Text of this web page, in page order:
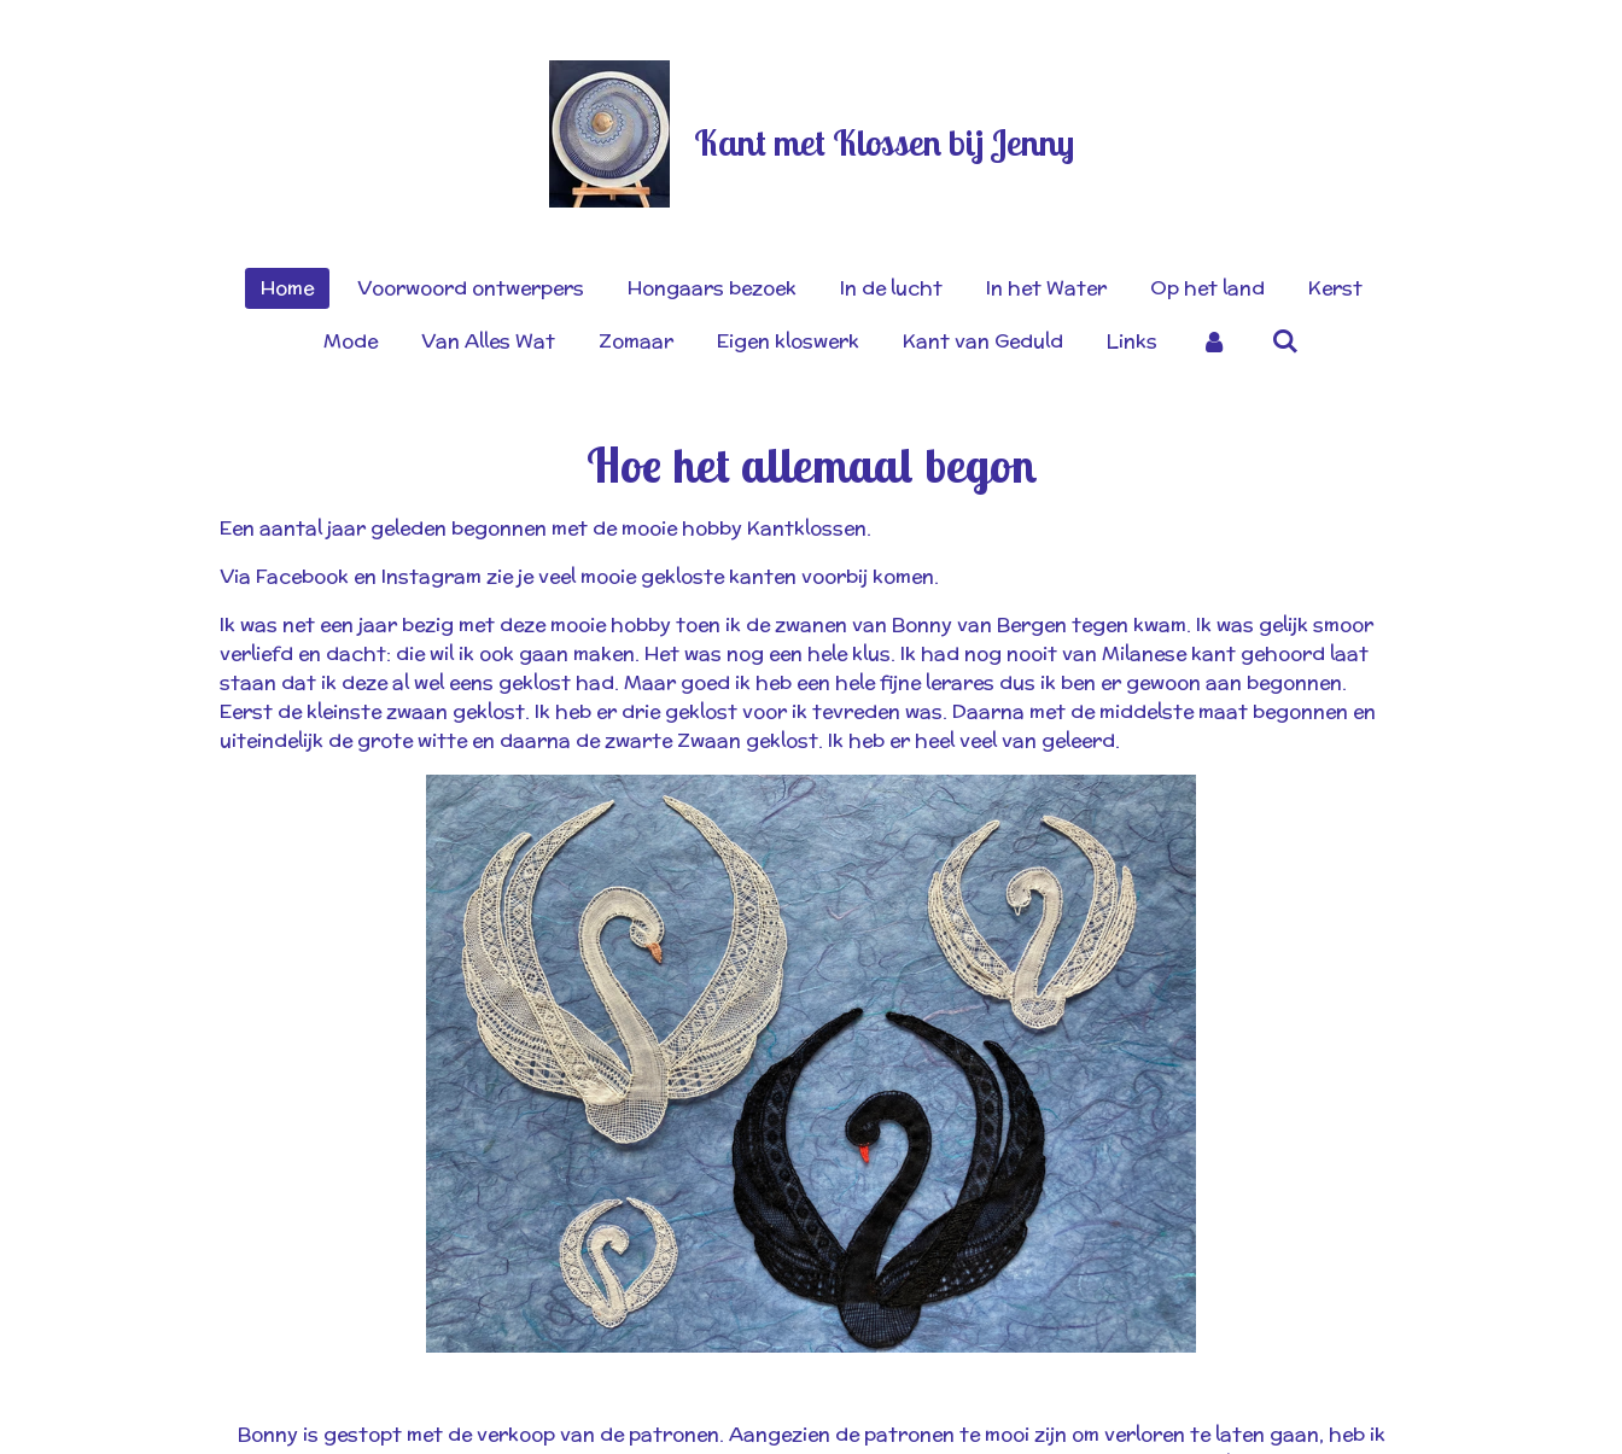
Kant met Klossen bij Jenny
Home Voorwoord ontwerpers Hongaars bezoek In de lucht In het Water Op het land
Kerst
Mode
Van Alles Wat Zomaar Eigen kloswerk Kant van Geduld Links
Hoe het allemaal begon
Een aantal jaar geleden begonnen met de mooie hobby Kantklossen.
Via Facebook en Instagram zie je veel mooie gekloste kanten voorbij komen.
Ik was net een jaar bezig met deze mooie hobby toen ik de zwanen van Bonny van Bergen tegen kwam. Ik was gelijk smoor
verliefd en dacht: die wil ik ook gaan maken. Het was nog een hele klus. Ik had nog nooit van Milanese kant gehoord laat
staan dat ik deze al wel eens geklost had. Maar goed ik heb een hele fijne lerares dus ik ben er gewoon aan begonnen.
Eerst de kleinste zwaan geklost. Ik heb er drie geklost voor ik tevreden was. Daarna met de middelste maat begonnen en
uiteindelijk de grote witte en daarna de zwarte Zwaan geklost. Ik heb er heel veel van geleerd.
Bonny is gestopt met de verkoop van de patronen. Aangezien de patronen te mooi zijn om verloren te laten gaan, heb ik